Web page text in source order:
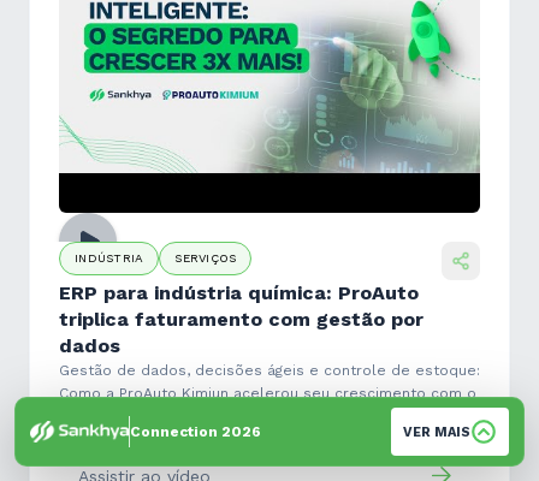
INDÚSTRIA SERVIÇOS
ERP para indústria química: ProAuto
triplica faturamento com gestão por
dados
Gestão de dados, decisões ágeis e controle de estoque:
Como a ProAuto Kimiun acelerou seu crescimento com o
ERP Sankhya.
Assistir ao vídeo
Connection 2026 VER MAIS